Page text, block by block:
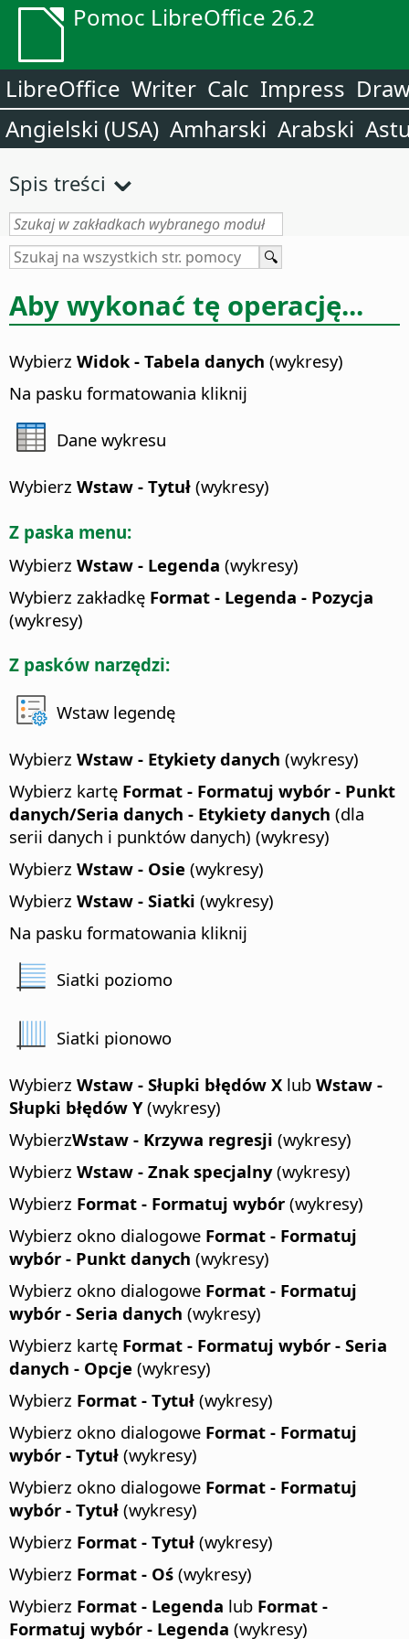
Pomoc LibreOffice 26.2
LibreOffice Writer Calc Impress
Angielski (USA) Amharski Arabski
Spis treści
Aby wykonać tę operację...
Wybierz Widok - Tabela danych (wykresy)
Na pasku formatowania kliknij
Dane wykresu
Wybierz Wstaw - Tytuł (wykresy)
Z paska menu:
Wybierz Wstaw - Legenda (wykresy)
Wybierz zakładkę Format - Legenda - Pozycja
(wykresy)
Z pasków narzędzi:
Wstaw legendę
Wybierz Wstaw - Etykiety danych (wykresy)
Wybierz kartę Format - Formatuj wybór - Punkt
danych/Seria danych - Etykiety danych (dla
serii danych i punktów danych) (wykresy)
Wybierz Wstaw - Osie (wykresy)
Wybierz Wstaw - Siatki (wykresy)
Na pasku formatowania kliknij
Siatki poziomo
Siatki pionowo
Wybierz Wstaw - Słupki błędów X lub Wstaw -
Słupki błędów Y(wykresy)
WybierzWstaw - Krzywa regresji (wykresy)
Wybierz Wstaw - Znak specjalny(wykresy)
Wybierz Format - Formatuj wybór (wykresy)
Wybierz okno dialogowe Format - Formatuj
wybór - Punkt danych (wykresy)
Wybierz okno dialogowe Format - Formatuj
wybór - Seria danych (wykresy)
Wybierz kartę Format - Formatuj wybór - Seria
danych - Opcje (wykresy)
Wybierz Format - Tytuł (wykresy)
Wybierz okno dialogowe Format - Formatuj
wybór - Tytuł (wykresy)
Wybierz okno dialogowe Format - Formatuj
wybór - Tytuł (wykresy)
Wybierz Format - Tytuł (wykresy)
Wybierz Format - Oś (wykresy)
Wybierz Format - Legenda lub Format -
Formatuj wybór - Legenda (wykresy)